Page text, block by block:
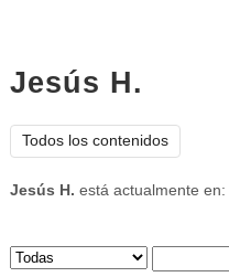
Jesús H.
Todos los contenidos
Jesús H. está actualmente en:
Sus archivos